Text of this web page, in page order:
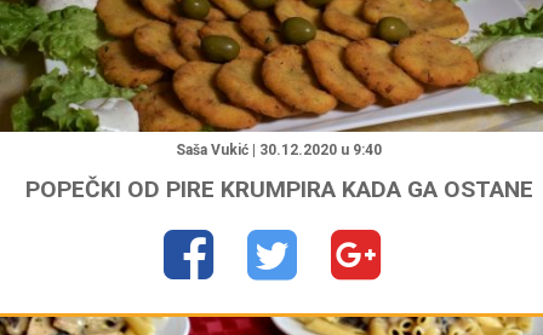
"
Saša Vukić | 30.12.2020 u 9:40
POPEČKI OD PIRE KRUMPIRA KADA GA OSTANE